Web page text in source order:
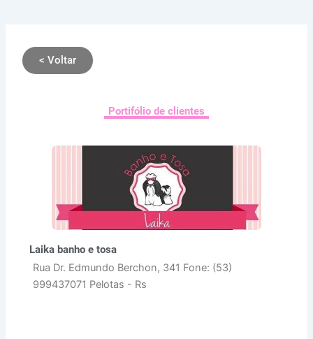
< Voltar
Portifólio de clientes
Laika banho e tosa
Rua Dr. Edmundo Berchon, 341 Fone: (53)
999437071 Pelotas - Rs